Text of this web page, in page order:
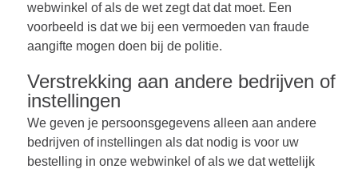
webwinkel of als de wet zegt dat dat moet. Een
voorbeeld is dat we bij een vermoeden van fraude
aangifte mogen doen bij de politie.
Verstrekking aan andere bedrijven of
instellingen
We geven je persoonsgegevens alleen aan andere
bedrijven of instellingen als dat nodig is voor uw
bestelling in onze webwinkel of als we dat wettelijk